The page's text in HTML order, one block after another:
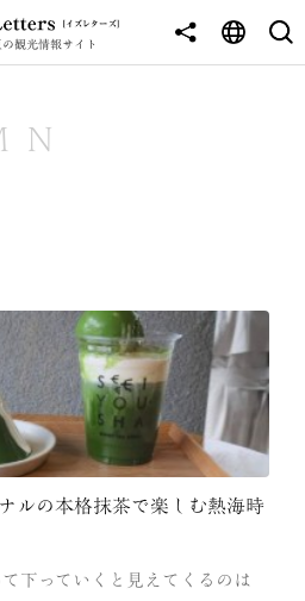
観光情報サイト
ルの本格抹茶で楽しむ熱海時
下っていくと見えてくるのは